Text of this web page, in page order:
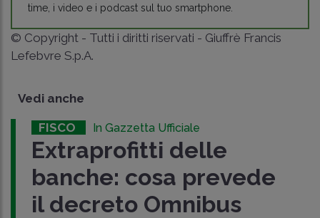
time, i video e i podcast sul tuo smartphone.
© Copyright - Tutti i diritti riservati - Giuffrè Francis
Lefebvre S.p.A.
Vedi anche
FISCO In Gazzetta Ufficiale
Extraprofitti delle
banche: cosa prevede
il decreto Omnibus